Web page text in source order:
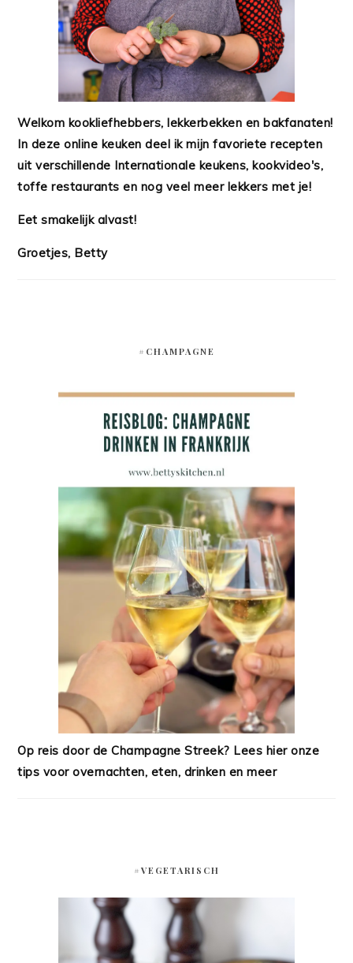
Welkom kookliefhebbers, lekkerbekken en bakfanaten!
In deze online keuken deel ik mijn favoriete recepten
uit verschillende Internationale keukens, kookvideo's,
toffe restaurants en nog veel meer lekkers met je!
Eet smakelijk alvast!
Groetjes, Betty
#CHAMPAGNE
Op reis door de Champagne Streek? Lees hier onze
tips voor overnachten, eten, drinken en meer
#VEGETARISCH